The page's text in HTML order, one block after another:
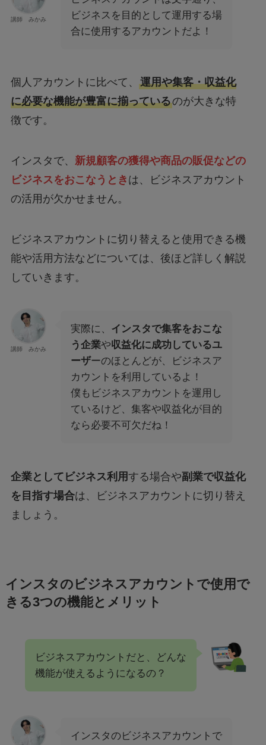
講師 みかみ
ビジネスを目的として運用する場
合に使用するアカウントだよ！
個人アカウントに比べて、 運用や集客・収益化
に必要な機能が豊富に揃っているのが大きな特
徴です。
インスタで、 新規顧客の獲得や商品の販促などの
ビジネスをおこなうとき は、ビジネスアカウント
の活用が欠かせません。
ビジネスアカウントに切り替えると使用できる機
能や活用方法などについては、後ほど詳しく解説
していきます。
講師 みかみ
実際に、 インスタで集客をおこな
う企業や収益化に成功しているユ
ーザーのほとんどが、ビジネスア
カウントを利用しているよ！
僕もビジネスアカウントを運用し
ているけど、集客や収益化が目的
なら必要不可欠だね！
企業としてビジネス利用する場合や副業で収益化
を目指す場合は、ビジネスアカウントに切り替え
ましょう。
インスタのビジネスアカウントで使用で
きる3つの機能とメリット
ビジネスアカウントだと、どんな
機能が使えるようになるの？
インスタのビジネスアカウントで